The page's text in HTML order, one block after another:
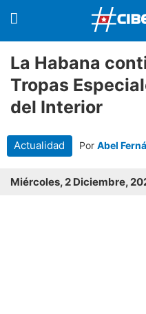
La Habana
Tropas
del Interior
Actualidad Por Abel
Miércoles, 2 Diciembre,